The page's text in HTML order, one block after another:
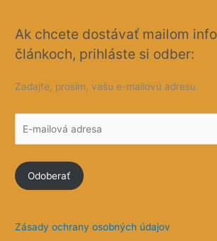
Ak chcete dostávať mailom
článkoch, prihláste si odber:
Zadajte, prosím, vašu e-mailovú adresu.
a
Odoberať
Zásady ochrany osobných údajov